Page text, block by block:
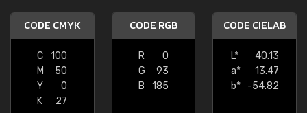
CODE CMYK
C
100
M
50
Y
0
K
27
CODE RGB
R
0
G
93
B
185
CODE CIELAB
L*
40.13
a*
13.47
b*
-54.82